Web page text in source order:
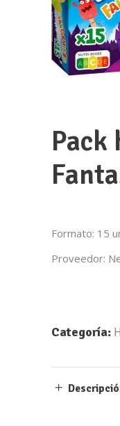
Pack
Formato: 15
Proveedor:
Categoría:
981 82
Poligono
6,15212
dos × 5 =